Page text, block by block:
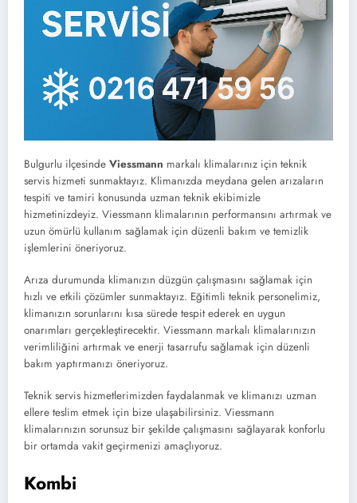
Bulgurlu ilçesinde Viessmann markalı klimalarınız için teknik
servis hizmeti sunmaktayız. Klimanızda meydana gelen arızaların
tespiti ve tamiri konusunda uzman teknik ekibimizle
hizmetinizdeyiz. Viessmann klimalarının performansını artırmak ve
uzun ömürlü kullanım sağlamak için düzenli bakım ve temizlik
işlemlerini öneriyoruz.
Arıza durumunda klimanızın düzgün çalışmasını sağlamak için
hızlı ve etkili çözümler sunmaktayız. Eğitimli teknik personelimiz,
klimanızın sorunlarını kısa sürede tespit ederek en uygun
onarımları gerçekleştirecektir. Viessmann markalı klimalarınızın
verimliliğini artırmak ve enerji tasarrufu sağlamak için düzenli
bakım yaptırmanızı öneriyoruz.
Teknik servis hizmetlerimizden faydalanmak ve klimanızı uzman
ellere teslim etmek için bize ulaşabilirsiniz. Viessmann
klimalarınızın sorunsuz bir şekilde çalışmasını sağlayarak konforlu
bir ortamda vakit geçirmenizi amaçlıyoruz.
Kombi